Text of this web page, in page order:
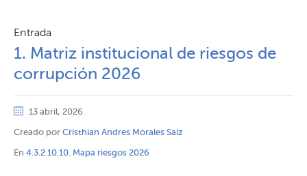
Entrada
1. Matriz institucional de riesgos de
corrupción 2026
13 abril, 2026
Creado por Cristhian Andres Morales Saiz
En 4.3.2.10.10. Mapa riesgos 2026